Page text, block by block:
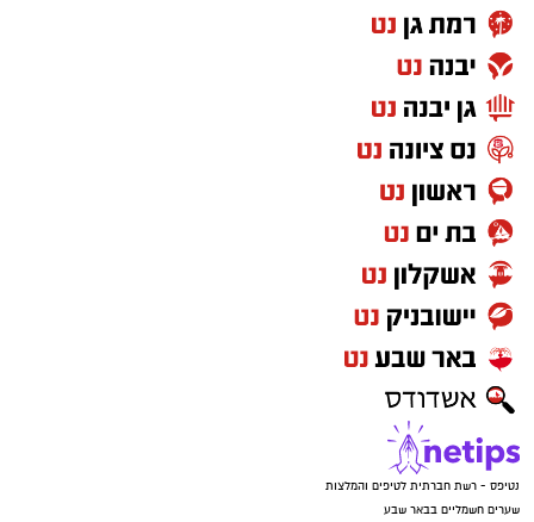
נטיפס - רשת חברתית לטיפים והמלצות
שערים חשמליים בבאר שבע